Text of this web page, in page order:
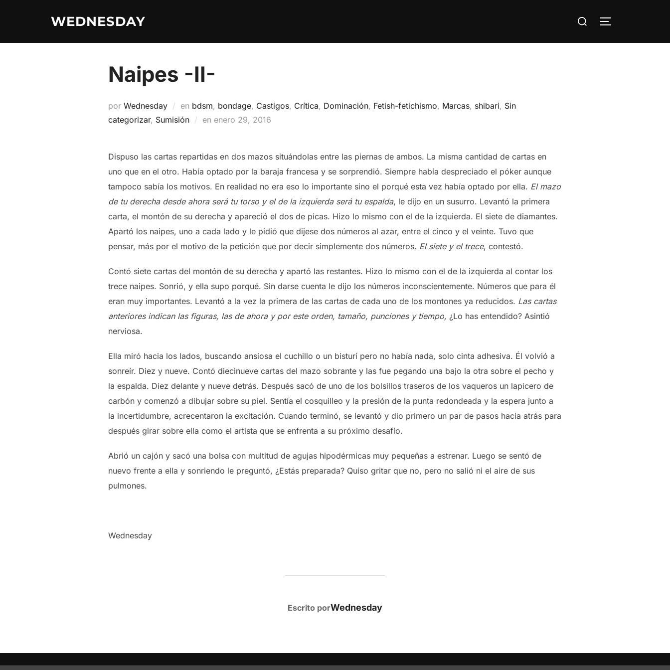
WEDNESDAY
Buscar:
ALTERNAR
Naipes -II-
por Wednesday en bdsm, bondage, Castigos, Crítica, Dominación, Fetish-fetichismo, Marcas, shibari, Sin
categorizar, Sumisión en Publicado
enero 29, 2016
Dispuso las cartas repartidas en dos mazos situándolas entre las piernas de ambos. La misma cantidad de cartas en
uno que en el otro. Había optado por la baraja francesa y se sorprendió. Siempre había despreciado el póker aunque
tampoco sabía los motivos. En realidad no era eso lo importante sino el porqué esta vez había optado por ella. El mazo
de tu derecha desde ahora será tu torso y el de la izquierda será tu espalda, le dijo en un susurro. Levantó la primera
carta, el montón de su derecha y apareció el dos de picas. Hizo lo mismo con el de la izquierda. El siete de diamantes.
Apartó los naipes, uno a cada lado y le pidió que dijese dos números al azar, entre el cinco y el veinte. Tuvo que
pensar, más por el motivo de la petición que por decir simplemente dos números. El siete y el trece, contestó.
Contó siete cartas del montón de su derecha y apartó las restantes. Hizo lo mismo con el de la izquierda al contar los
trece naipes. Sonrió, y ella supo porqué. Sin darse cuenta le dijo los números inconscientemente. Números que para él
eran muy importantes. Levantó a la vez la primera de las cartas de cada uno de los montones ya reducidos. Las cartas
anteriores indican las figuras, las de ahora y por este orden, tamaño, punciones y tiempo, ¿Lo has entendido? Asintió
nerviosa.
Ella miró hacia los lados, buscando ansiosa el cuchillo o un bisturí pero no había nada, solo cinta adhesiva. Él volvió a
sonreír. Diez y nueve. Contó diecinueve cartas del mazo sobrante y las fue pegando una bajo la otra sobre el pecho y
la espalda. Diez delante y nueve detrás. Después sacó de uno de los bolsillos traseros de los vaqueros un lapicero de
carbón y comenzó a dibujar sobre su piel. Sentía el cosquilleo y la presión de la punta redondeada y la espera junto a
la incertidumbre, acrecentaron la excitación. Cuando terminó, se levantó y dio primero un par de pasos hacia atrás para
después girar sobre ella como el artista que se enfrenta a su próximo desafío.
Abrió un cajón y sacó una bolsa con multitud de agujas hipodérmicas muy pequeñas a estrenar. Luego se sentó de
nuevo frente a ella y sonriendo le preguntó, ¿Estás preparada? Quiso gritar que no, pero no salió ni el aire de sus
pulmones.
Wednesday
AUTOR DE LA PUBLICACIÓN
Escrito porWednesday